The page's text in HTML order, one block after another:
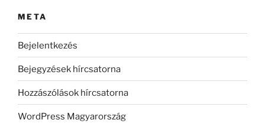
META
Bejelentkezés
Bejegyzések hírcsatorna
Hozzászólások hírcsatorna
WordPress Magyarország